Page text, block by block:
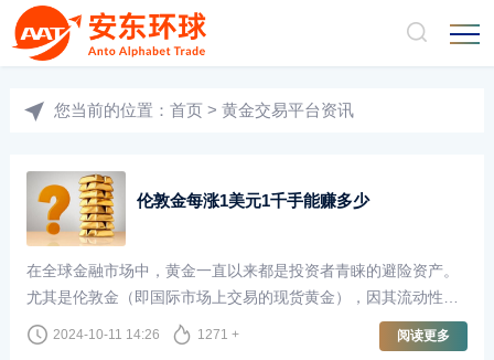
您当前的位置： 首页 > 黄金交易平台资讯
伦敦金每涨1美元1千手能赚多少
在全球金融市场中，黄金一直以来都是投资者青睐的避险资产。
尤其是伦敦金（即国际市场上交易的现货黄金），因其流动性
强、交易量大，成为了许多投资者的首选。许多投资者在交易时
会关注价格波动，尤其是伦敦金每上涨1美元的潜在收益。那么，
2024-10-11 14:26 1271 + 阅读更多